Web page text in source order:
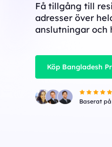
Få tillgång till
adresser över
anslutningar och
Köp Bangladesh
Baserat på